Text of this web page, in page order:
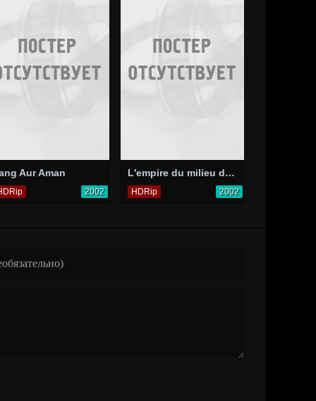
Aur Aman
2002
L'empire du milieu du sud
HDRip 2002